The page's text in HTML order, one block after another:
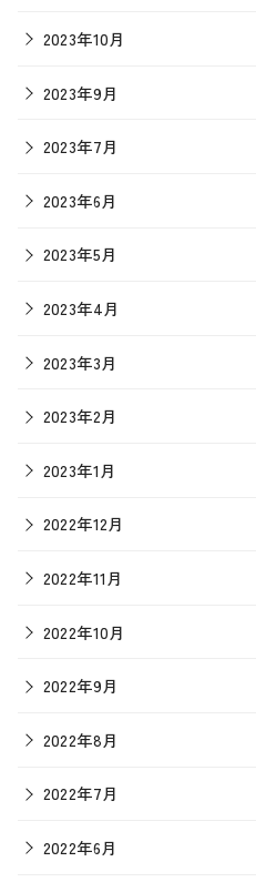
2023年10月
2023年9月
2023年7月
2023年6月
2023年5月
2023年4月
2023年3月
2023年2月
2023年1月
2022年12月
2022年11月
2022年10月
2022年9月
2022年8月
2022年7月
2022年6月